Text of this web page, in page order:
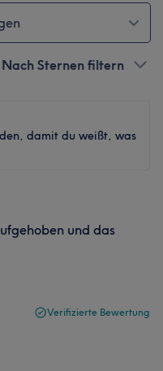
Nach Sternen filtern
damit du weißt, was
und das
Verifizierte Bewertung